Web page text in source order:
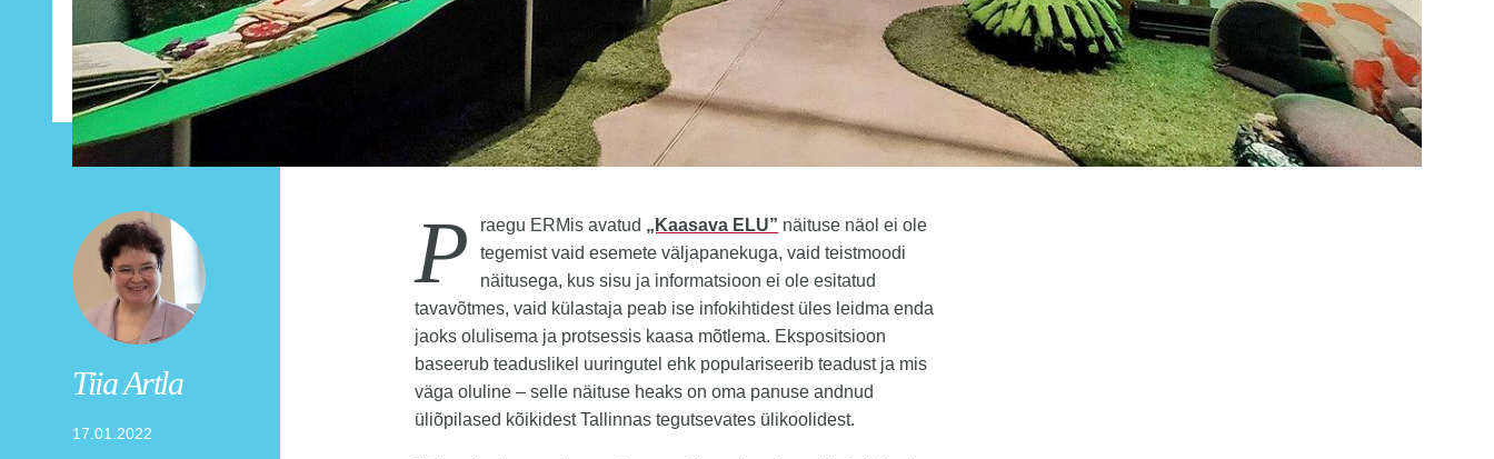
Tiia Artla
17.01.2022
P raegu ERMis avatud „Kaasava ELU” näituse näol ei ole
tegemist vaid esemete väljapanekuga, vaid teistmoodi
näitusega, kus sisu ja informatsioon ei ole esitatud
tavavõtmes, vaid külastaja peab ise infokihtidest üles leidma enda
jaoks olulisema ja protsessis kaasa mõtlema. Ekspositsioon
baseerub teaduslikel uuringutel ehk populariseerib teadust ja mis
väga oluline – selle näituse heaks on oma panuse andnud
üliõpilased kõikidest Tallinnas tegutsevates ülikoolidest.